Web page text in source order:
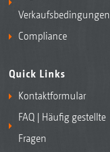
Verkaufsbedingungen
Compliance
Quick Links
Kontaktformular
FAQ | Häufig gestellte
Fragen